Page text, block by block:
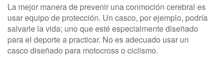
La mejor manera de prevenir una conmoción cerebral es
usar equipo de protección. Un casco, por ejemplo, podría
salvarle la vida; uno que esté especialmente diseñado
para el deporte a practicar. No es adecuado usar un
casco diseñado para motocross o ciclismo.